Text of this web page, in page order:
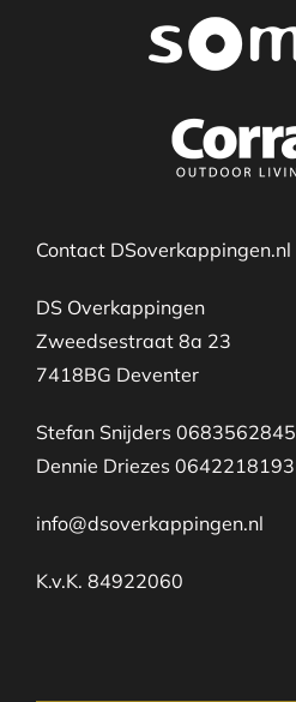
Contact DSoverkappingen.nl
DS Overkappingen
Zweedsestraat 8a 23
7418BG Deventer
Stefan Snijders 0683562845
Dennie Driezes 0642218193
info@dsoverkappingen.nl
K.v.K. 84922060